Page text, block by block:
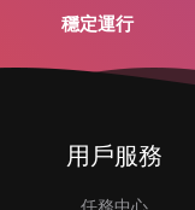
穩定運行
用戶服務
任務中心